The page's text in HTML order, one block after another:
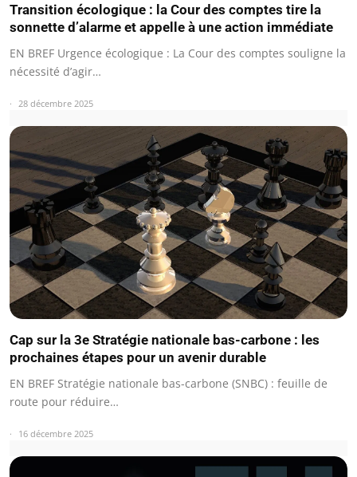
Transition écologique : la Cour des comptes tire la
sonnette d’alarme et appelle à une action immédiate
EN BREF Urgence écologique : La Cour des comptes souligne la
nécessité d’agir…
28 décembre 2025
Cap sur la 3e Stratégie nationale bas-carbone : les
prochaines étapes pour un avenir durable
EN BREF Stratégie nationale bas-carbone (SNBC) : feuille de
route pour réduire…
16 décembre 2025